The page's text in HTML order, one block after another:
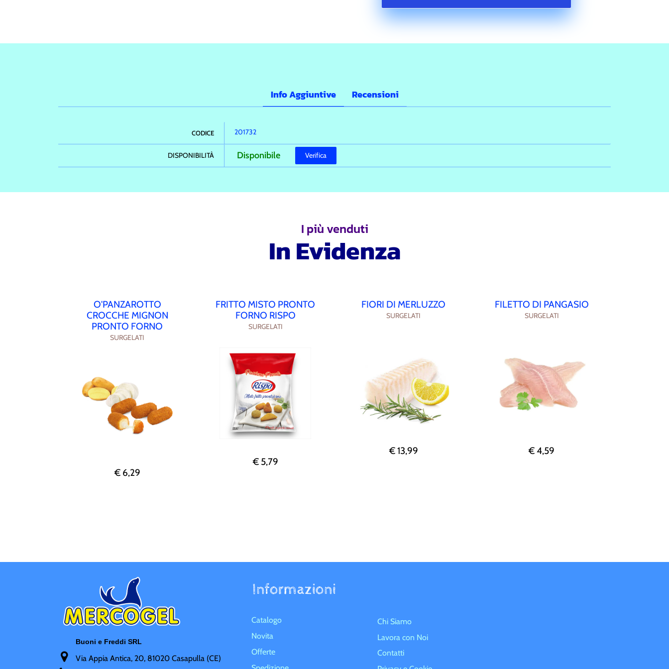
Info Aggiuntive Recensioni
CODICE 201732
DISPONIBILITÀ Verifica
Disponibile
I più venduti
In Evidenza
O'PANZAROTTO
CROCCHE MIGNON
PRONTO FORNO
SURGELATI
€ 6,29
FRITTO MISTO PRONTO
FORNO RISPO
SURGELATI
€ 5,79
FIORI DI MERLUZZO
SURGELATI
€ 13,99
FILETTO DI PANGASIO
SURGELATI
€ 4,59
Buoni e Freddi SRL
Via Appia Antica, 20, 81020 Casapulla (CE)
Informazioni
Catalogo
Novita
Offerte
Chi Siamo
Lavora con Noi
Contatti